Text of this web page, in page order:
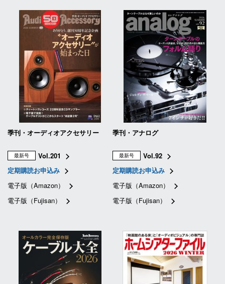
季刊・オーディオアクセサリー
最新号
Vol.201
定期購読お申込み
電子版（Amazon）
電子版（Fujisan）
季刊・アナログ
最新号
Vol.92
定期購読お申込み
電子版（Amazon）
電子版（Fujisan）